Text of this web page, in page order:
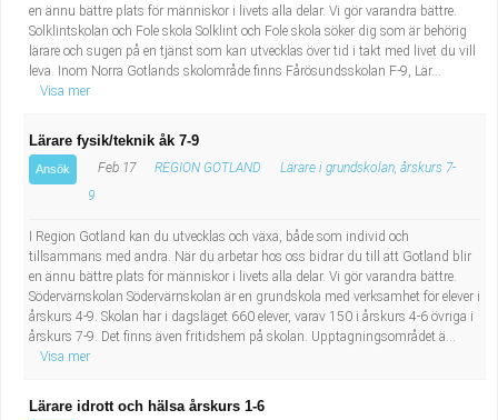
en ännu bättre plats för människor i livets alla delar. Vi gör varandra bättre.
Solklintskolan och Fole skola Solklint och Fole skola söker dig som är behörig
lärare och sugen på en tjänst som kan utvecklas över tid i takt med livet du vill
leva. Inom Norra Gotlands skolområde finns Fårösundsskolan F-9, Lär...
Visa mer
Lärare fysik/teknik åk 7-9
Ansök Feb 17 REGION GOTLAND
Lärare i grundskolan, årskurs 7-
9
I Region Gotland kan du utvecklas och växa, både som individ och
tillsammans med andra. När du arbetar hos oss bidrar du till att Gotland blir
en ännu bättre plats för människor i livets alla delar. Vi gör varandra bättre.
Södervärnskolan Södervärnskolan är en grundskola med verksamhet för elever i
årskurs 4-9. Skolan har i dagsläget 660 elever, varav 150 i årskurs 4-6 övriga i
årskurs 7-9. Det finns även fritidshem på skolan. Upptagningsområdet ä...
Visa mer
Lärare idrott och hälsa årskurs 1-6